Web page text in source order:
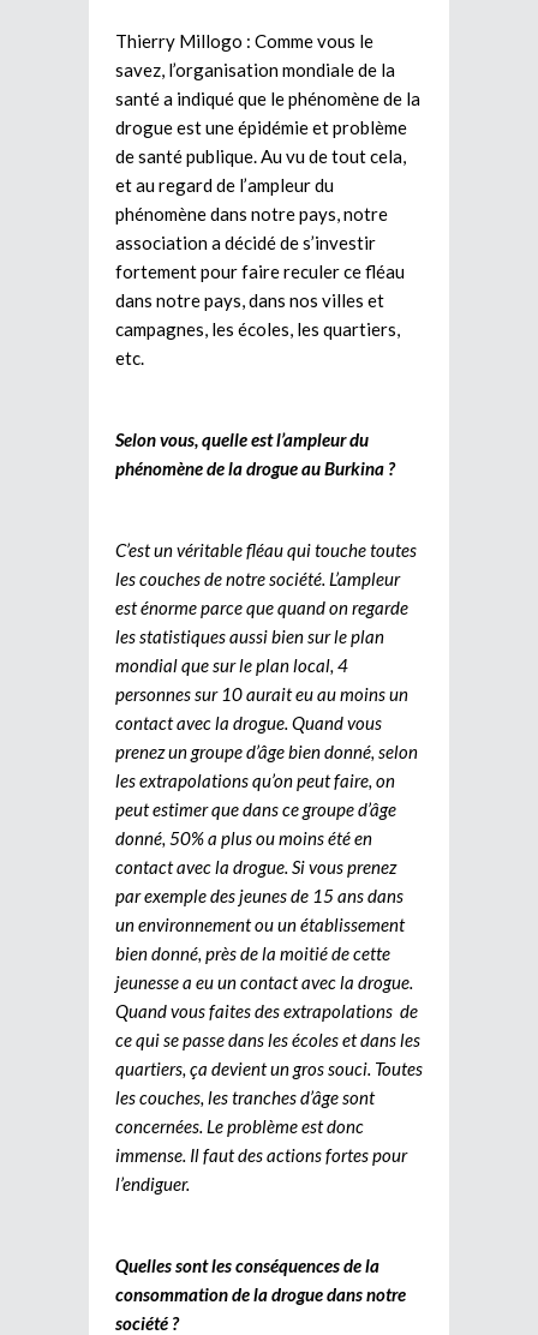
Thierry Millogo : Comme vous le
savez, l’organisation mondiale de la
santé a indiqué que le phénomène de la
drogue est une épidémie et problème
de santé publique. Au vu de tout cela,
et au regard de l’ampleur du
phénomène dans notre pays, notre
association a décidé de s’investir
fortement pour faire reculer ce fléau
dans notre pays, dans nos villes et
campagnes, les écoles, les quartiers,
etc.
Selon vous, quelle est l’ampleur du
phénomène de la drogue au Burkina ?
C’est un véritable fléau qui touche toutes
les couches de notre société. L’ampleur
est énorme parce que quand on regarde
les statistiques aussi bien sur le plan
mondial que sur le plan local, 4
personnes sur 10 aurait eu au moins un
contact avec la drogue. Quand vous
prenez un groupe d’âge bien donné, selon
les extrapolations qu’on peut faire, on
peut estimer que dans ce groupe d’âge
donné, 50% a plus ou moins été en
contact avec la drogue. Si vous prenez
par exemple des jeunes de 15 ans dans
un environnement ou un établissement
bien donné, près de la moitié de cette
jeunesse a eu un contact avec la drogue.
Quand vous faites des extrapolations de
ce qui se passe dans les écoles et dans les
quartiers, ça devient un gros souci. Toutes
les couches, les tranches d’âge sont
concernées. Le problème est donc
immense. Il faut des actions fortes pour
l’endiguer.
Quelles sont les conséquences de la
consommation de la drogue dans notre
société ?